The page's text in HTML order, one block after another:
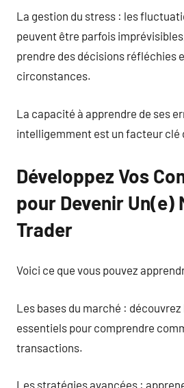
La gestion du stress : les
peuvent être parfois
prendre des décisions réfléchies
circonstances.
La capacité à apprendre de ses
intelligemment est un facteur clé
Développez Vos
pour Devenir Un(e)
Trader
Voici ce que vous pouvez
Les bases du marché :
essentiels pour comprendre
transactions.
Les stratégies avancées :